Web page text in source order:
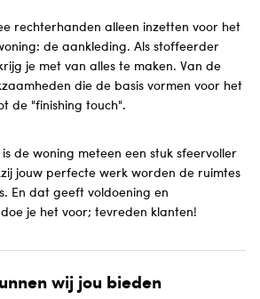
rechterhanden alleen inzetten voor het
de aankleding. Als stoffeerder
je met van alles te maken. Van de
die de basis vormen voor het
de "finishing touch".
de woning meteen een stuk sfeervoller
jouw perfecte werk worden de ruimtes
En dat geeft voldoening en
je het voor; tevreden klanten!
wij jou bieden